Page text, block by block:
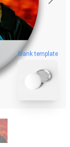
blank template